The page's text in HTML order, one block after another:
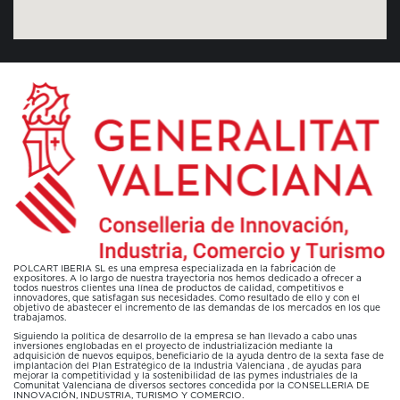
POLCART IBERIA SL es una empresa especializada en la fabricación de
expositores. A lo largo de nuestra trayectoria nos hemos dedicado a ofrecer a
todos nuestros clientes una línea de productos de calidad, competitivos e
innovadores, que satisfagan sus necesidades. Como resultado de ello y con el
objetivo de abastecer el incremento de las demandas de los mercados en los que
trabajamos.
Siguiendo la política de desarrollo de la empresa se han llevado a cabo unas
inversiones englobadas en el proyecto de industrialización mediante la
adquisición de nuevos equipos, beneficiario de la ayuda dentro de la sexta fase de
implantación del Plan Estratégico de la Industria Valenciana , de ayudas para
mejorar la competitividad y la sostenibilidad de las pymes industriales de la
Comunitat Valenciana de diversos sectores concedida por la CONSELLERIA DE
INNOVACIÓN, INDUSTRIA, TURISMO Y COMERCIO.